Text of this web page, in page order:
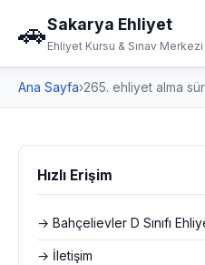
🚗Sakarya Ehliyet
Ehliyet Kursu & Sınav Merkezi
Ana Sayfa›265. ehliyet alma
Hızlı Erişim
→ Bahçelievler D Sınıfı
→ İletişim